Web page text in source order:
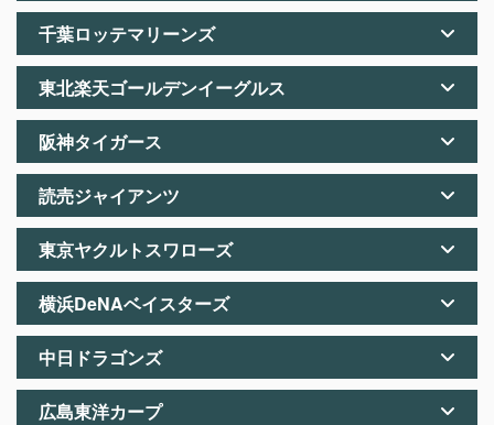
千葉ロッテマリーンズ
東北楽天ゴールデンイーグルス
阪神タイガース
読売ジャイアンツ
東京ヤクルトスワローズ
横浜DeNAベイスターズ
中日ドラゴンズ
広島東洋カープ